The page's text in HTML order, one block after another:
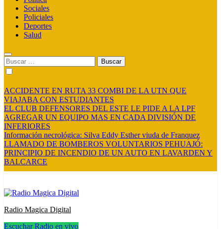
Sociales
Policiales
Deportes
Salud
Buscar:
ACCIDENTE EN RUTA 33 COMBI DE LA UTN QUE
VIAJABA CON ESTUDIANTES
EL CLUB DEFENSORES DEL ESTE LE PIDE A LA LPF
AGREGAR UN EQUIPO MAS EN CADA DIVISIÓN DE
INFERIORES
Información necrológica: Silva Eddy Esther viuda de Franquez
LLAMADO DE BOMBEROS VOLUNTARIOS PEHUAJÓ:
PRINCIPIO DE INCENDIO DE UN AUTO EN LAVARDEN Y
BALCARCE
Radio Magica Digital
Escuchar Radio en vivo